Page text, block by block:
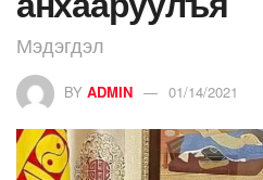
Мэдэгдэл
BY ADMIN 01/14/2021